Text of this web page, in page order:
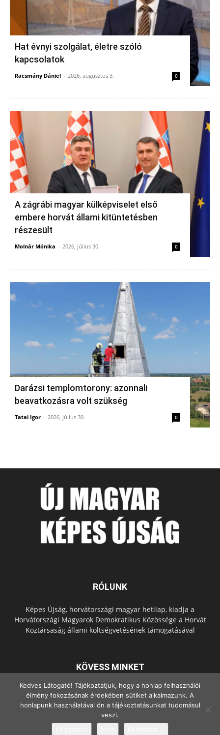
Hat évnyi szolgálat, életre szóló
kapcsolatok
Racsmány Dániel - 2026, augusztus 3. 0
A zágrábi magyar külképviselet első
embere horvát állami kitüntetésben
részesült
Molnár Mónika - 2026, július 30. 0
Darázsi templomtorony: azonnali
beavatkozásra volt szükség
Tatai Igor - 2026, július 30. 0
RÓLUNK
Képes Újság, horvátországi magyar hetilap, kiadja a
Horvátországi Magyarok Demokratikus Közössége a Horvát
Köztársaság állami költségvetésének támogatásával
KÖVESS MINKET
© Copyright - 2022 Minden jog fenntartva.
Kedves Látogató! Tájékoztatjuk, hogy a honlap felhasználói
élmény fokozásának érdekében sütiket alkalmazunk. A
honlapunk használatával ön a tájékoztatásunkat tudomásul
veszi.